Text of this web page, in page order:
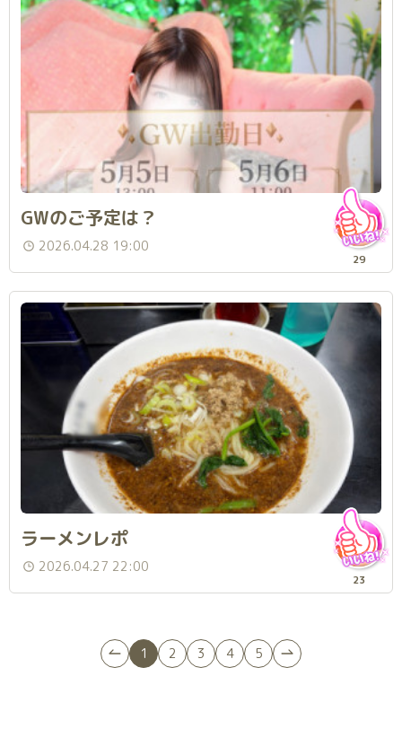
GWのご予定は？
2026.04.28 19:00
29
ラーメンレポ
2026.04.27 22:00
23
1 2 3 4 5